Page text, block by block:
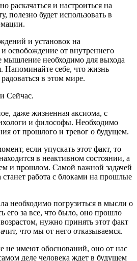
раскачаться и настроиться на
полезно будет использовать в
и установок на
освобождение от внутреннего
мышление необходимо для выхода
Напоминайте себе, что жизнь
в этом мире.
Сейчас.
даже жизненная аксиома, с
и философы. Необходимо
от прошлого и тревог о будущем.
если упускать этот факт, то
в неактивном состоянии, а
и прошлом. Самой важной задачей
станет работа с блоками на прошлые
необходимо погрузиться в мысли о
его за все, что было, оно прошло
нужно принять этот факт
что мы от него отказываемся.
не имеют обоснований, оно от нас
деле человека ждет в будущем